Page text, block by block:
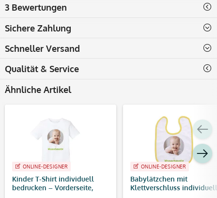
3 Bewertungen
Sichere Zahlung
Schneller Versand
Qualität & Service
Ähnliche Artikel
ONLINE-DESIGNER
Kinder T-Shirt individuell
bedrucken – Vorderseite,
ONLINE-DESIGNER
Babylätzchen mit
Klettverschluss individuell